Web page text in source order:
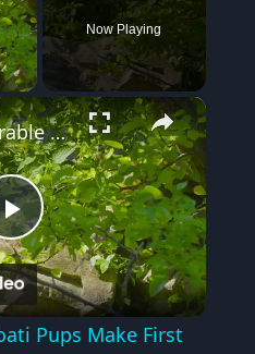
Now Playing
×
Play
Video
Austria: Adorable Coati Pups Make First Public Appearance At The World's Oldest Zoo.
Pups Make First